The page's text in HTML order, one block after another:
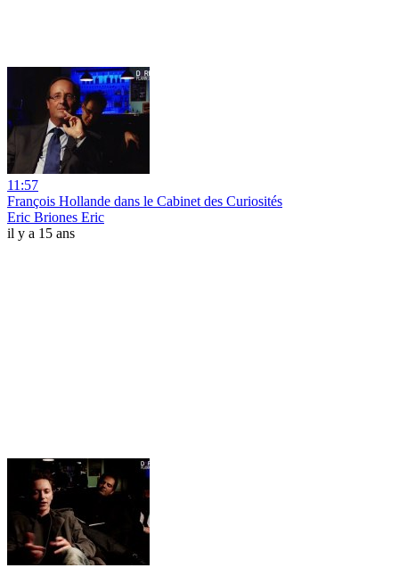
11:57
François Hollande dans le Cabinet des Curiosités
Eric Briones Eric
il y a 15 ans